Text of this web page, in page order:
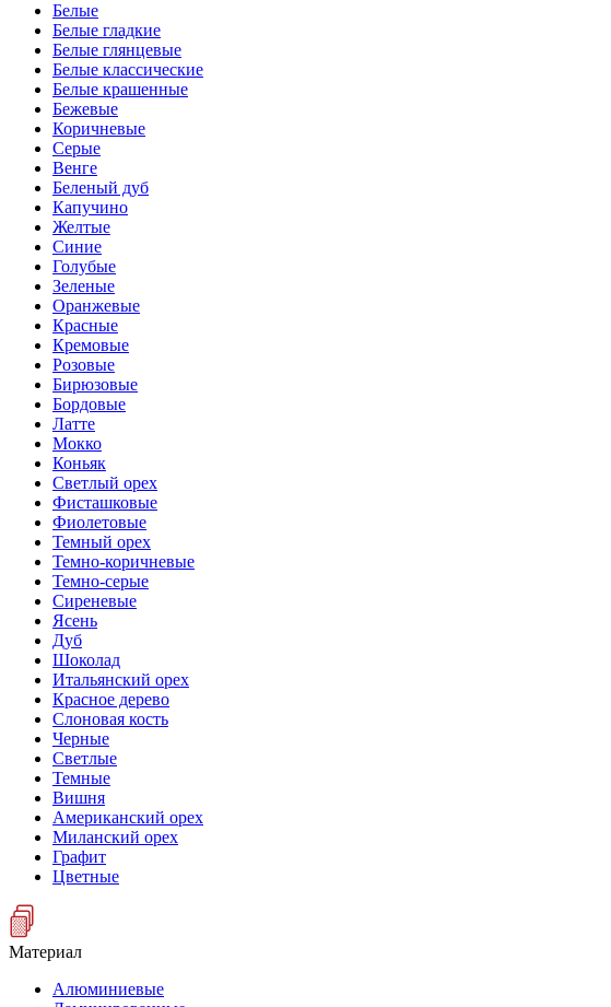
Белые
Белые гладкие
Белые глянцевые
Белые классические
Белые крашенные
Бежевые
Коричневые
Серые
Венге
Беленый дуб
Капучино
Желтые
Синие
Голубые
Зеленые
Оранжевые
Красные
Кремовые
Розовые
Бирюзовые
Бордовые
Латте
Мокко
Коньяк
Светлый орех
Фисташковые
Фиолетовые
Темный орех
Темно-коричневые
Темно-серые
Сиреневые
Ясень
Дуб
Шоколад
Итальянский орех
Красное дерево
Слоновая кость
Черные
Светлые
Темные
Вишня
Американский орех
Миланский орех
Графит
Цветные
Материал
Алюминиевые